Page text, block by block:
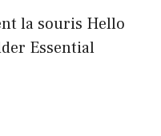
la souris Hello
Essential